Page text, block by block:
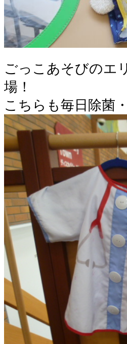
ごっこあそびのエ
場！
こちらも毎日除菌